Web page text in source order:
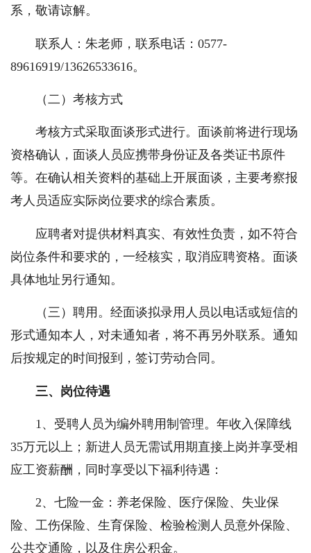
系，敬请谅解。
联系人：朱老师，联系电话：0577-
89616919/13626533616。
（二）考核方式
考核方式采取面谈形式进行。面谈前将进行现场
资格确认，面谈人员应携带身份证及各类证书原件
等。在确认相关资料的基础上开展面谈，主要考察报
考人员适应实际岗位要求的综合素质。
应聘者对提供材料真实、有效性负责，如不符合
岗位条件和要求的，一经核实，取消应聘资格。面谈
具体地址另行通知。
（三）聘用。经面谈拟录用人员以电话或短信的
形式通知本人，对未通知者，将不再另外联系。通知
后按规定的时间报到，签订劳动合同。
三、岗位待遇
1、受聘人员为编外聘用制管理。年收入保障线
35万元以上；新进人员无需试用期直接上岗并享受相
应工资薪酬，同时享受以下福利待遇：
2、七险一金：养老保险、医疗保险、失业保
险、工伤保险、生育保险、检验检测人员意外保险、
公共交通险，以及住房公积金。